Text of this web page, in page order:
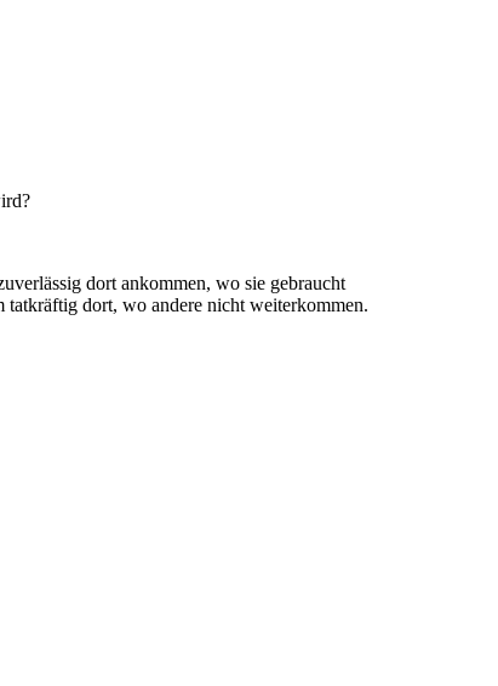
dort ankommen, wo sie gebraucht
tatkräftig dort, wo andere nicht weiterkommen.